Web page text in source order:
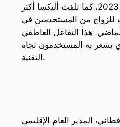
مليوني مرة في عام 2023، كما تلقت أليكسا أكثر
طلب للزواج من المستخدمين في
هذا التفاعل العاطفي
به المستخدمون تجاه
التقنية.
المدير العام الإقليمي